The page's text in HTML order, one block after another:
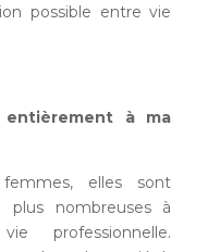
possible entre vie
à ma
elles sont
nombreuses à
professionnelle.